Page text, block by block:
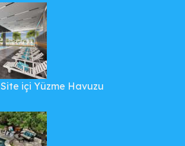
Site içi Yüzme Havuzu